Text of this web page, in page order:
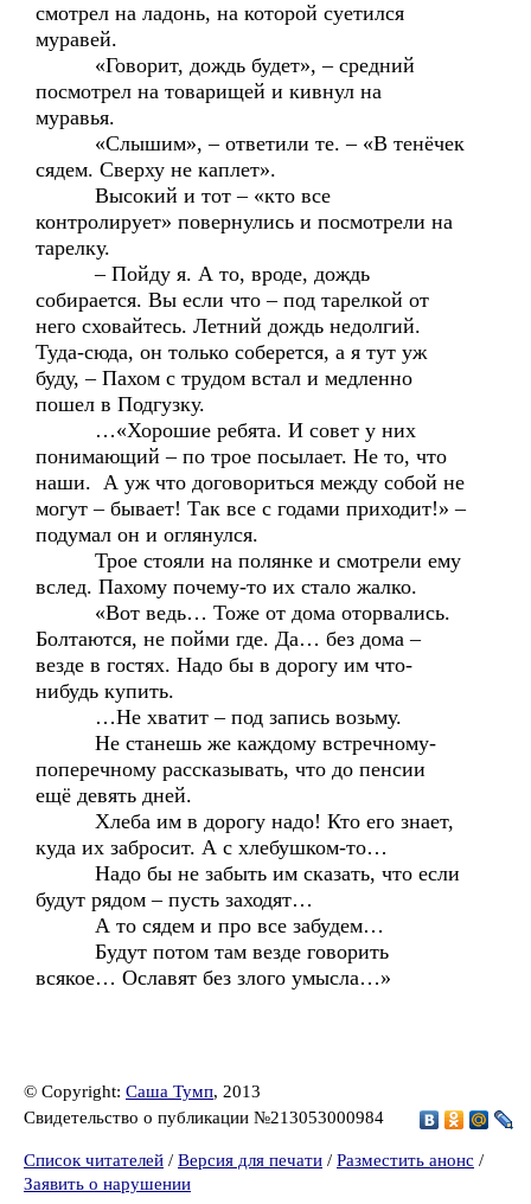
смотрел на ладонь, на которой суетился
муравей.
«Говорит, дождь будет», – средний
посмотрел на товарищей и кивнул на
муравья.
«Слышим», – ответили те. – «В тенёчек
сядем. Сверху не каплет».
Высокий и тот – «кто все
контролирует» повернулись и посмотрели на
тарелку.
– Пойду я. А то, вроде, дождь
собирается. Вы если что – под тарелкой от
него сховайтесь. Летний дождь недолгий.
Туда-сюда, он только соберется, а я тут уж
буду, – Пахом с трудом встал и медленно
пошел в Подгузку.
…«Хорошие ребята. И совет у них
понимающий – по трое посылает. Не то, что
наши. А уж что договориться между собой не
могут – бывает! Так все с годами приходит!» –
подумал он и оглянулся.
Трое стояли на полянке и смотрели ему
вслед. Пахому почему-то их стало жалко.
«Вот ведь… Тоже от дома оторвались.
Болтаются, не пойми где. Да… без дома –
везде в гостях. Надо бы в дорогу им что-
нибудь купить.
…Не хватит – под запись возьму.
Не станешь же каждому встречному-
поперечному рассказывать, что до пенсии
ещё девять дней.
Хлеба им в дорогу надо! Кто его знает,
куда их забросит. А с хлебушком-то…
Надо бы не забыть им сказать, что если
будут рядом – пусть заходят…
А то сядем и про все забудем…
Будут потом там везде говорить
всякое… Ославят без злого умысла…»
© Copyright: Саша Тумп, 2013
Свидетельство о публикации №213053000984
Список читателей / Версия для печати / Разместить анонс /
Заявить о нарушении